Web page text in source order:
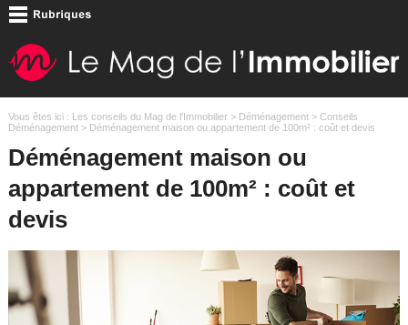
Vous êtes ici : Les conseils du Mag de l'Immobilier> Déménagement> Conseils
Déménagement> Déménagement maison ou appartement de 100m² : coût et devis
Déménagement maison ou
appartement de 100m² : coût et
devis